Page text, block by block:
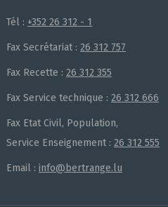
Tél : +352 26 312 - 1
Fax Secrétariat : 26 312 757
Fax Recette : 26 312 355
Fax Service technique : 26 312 666
Fax Etat Civil, Population,
Service Enseignement : 26 312 555
Email : info@bertrange.lu